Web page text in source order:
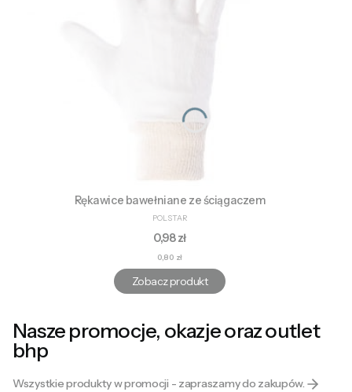
Rękawice bawełniane ze ściągaczem
POLSTAR
Cena
0,98 zł
Cena
0,80 zł
Zobacz produkt
Nasze promocje, okazje oraz outlet
bhp
Wszystkie produkty w promocji - zapraszamy do zakupów.